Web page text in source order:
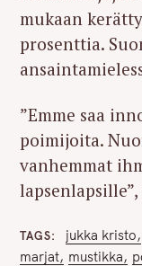
mukaan
prosenttia.
”Emme saa
poimijoita.
vanhemmat
TAGS jukka kristo
marjat mustikka